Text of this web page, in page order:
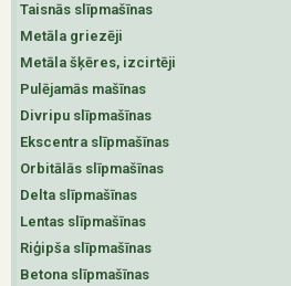
Taisnās slīpmašīnas
Metāla griezēji
Metāla šķēres, izcirtēji
Pulējamās mašīnas
Divripu slīpmašīnas
Ekscentra slīpmašīnas
Orbitālās slīpmašīnas
Delta slīpmašīnas
Lentas slīpmašīnas
Riģipša slīpmašīnas
Betona slīpmašīnas